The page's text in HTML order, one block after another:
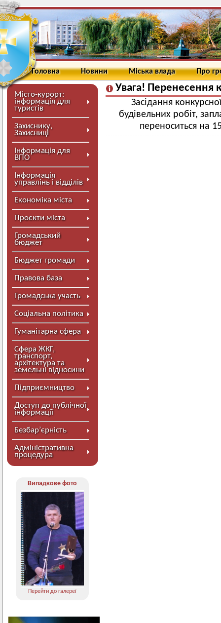
Головна Новини Міська влада Про
Місто-курорт:
інформація для
туристів
Захиснику,
Захисниці
Інформація для
ВПО
Інформація
управлінь і відділів
Економіка міста
Проєкти міста
Громадський
бюджет
Бюджет громади
Правова база
Громадська участь
Соціальна політика
Гуманітарна сфера
Сфера ЖКГ,
транспорт,
архітектура та
земельні відносини
Підприємництво
Доступ до публічної
інформації
Безбар’єрність
Адміністративна
процедура
Випадкове фото
Перейти до галереї
Увага! Перенесення
Засідання
будівельних робіт,
переноситься на